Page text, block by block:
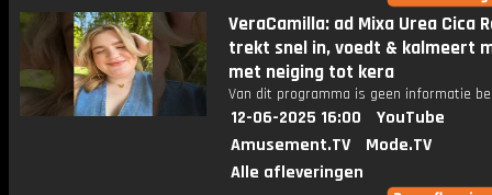
VeraCamilla: ad Mixa Urea Cica
trekt snel in, voedt & kalmeert
met neiging tot kera
Van dit programma is geen informatie
12-06-2025 16:00
YouTube
Amusement.TV
Mode.TV
Alle afleveringen